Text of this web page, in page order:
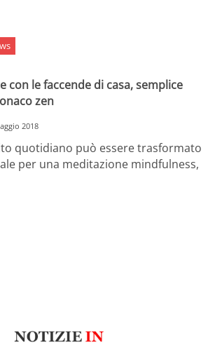
con le faccende di casa, semplice
zen
2018
quotidiano può essere trasformato
per una meditazione mindfulness,